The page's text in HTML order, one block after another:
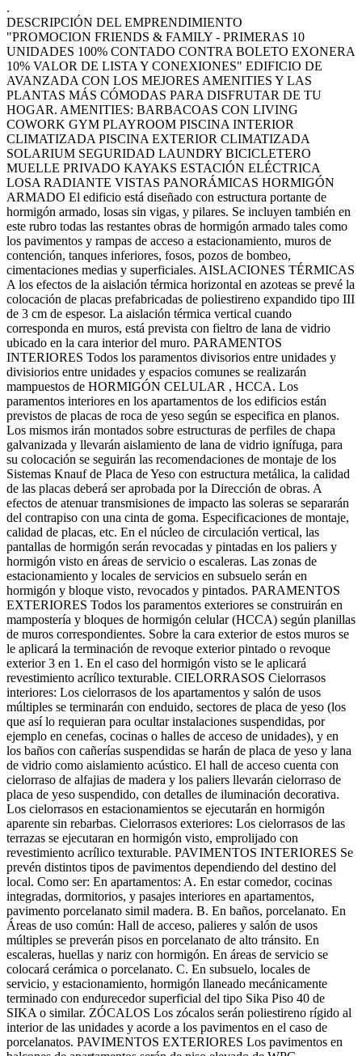
.
DESCRIPCIÓN DEL EMPRENDIMIENTO
"PROMOCION FRIENDS & FAMILY - PRIMERAS 10
UNIDADES 100% CONTADO CONTRA BOLETO EXONERA
10% VALOR DE LISTA Y CONEXIONES" EDIFICIO DE
AVANZADA CON LOS MEJORES AMENITIES Y LAS
PLANTAS MÁS CÓMODAS PARA DISFRUTAR DE TU
HOGAR. AMENITIES: BARBACOAS CON LIVING
COWORK GYM PLAYROOM PISCINA INTERIOR
CLIMATIZADA PISCINA EXTERIOR CLIMATIZADA
SOLARIUM SEGURIDAD LAUNDRY BICICLETERO
MUELLE PRIVADO KAYAKS ESTACIÓN ELÉCTRICA
LOSA RADIANTE VISTAS PANORÁMICAS HORMIGÓN
ARMADO El edificio está diseñado con estructura portante de
hormigón armado, losas sin vigas, y pilares. Se incluyen también en
este rubro todas las restantes obras de hormigón armado tales como
los pavimentos y rampas de acceso a estacionamiento, muros de
contención, tanques inferiores, fosos, pozos de bombeo,
cimentaciones medias y superficiales. AISLACIONES TÉRMICAS
A los efectos de la aislación térmica horizontal en azoteas se prevé la
colocación de placas prefabricadas de poliestireno expandido tipo III
de 3 cm de espesor. La aislación térmica vertical cuando
corresponda en muros, está prevista con fieltro de lana de vidrio
ubicado en la cara interior del muro. PARAMENTOS
INTERIORES Todos los paramentos divisorios entre unidades y
divisiorios entre unidades y espacios comunes se realizarán
mampuestos de HORMIGÓN CELULAR , HCCA. Los
paramentos interiores en los apartamentos de los edificios están
previstos de placas de roca de yeso según se especifica en planos.
Los mismos irán montados sobre estructuras de perfiles de chapa
galvanizada y llevarán aislamiento de lana de vidrio ignífuga, para
su colocación se seguirán las recomendaciones de montaje de los
Sistemas Knauf de Placa de Yeso con estructura metálica, la calidad
de las placas deberá ser aprobada por la Dirección de obras. A
efectos de atenuar transmisiones de impacto las soleras se separarán
del contrapiso con una cinta de goma. Especificaciones de montaje,
calidad de placas, etc. En el núcleo de circulación vertical, las
pantallas de hormigón serán revocadas y pintadas en los paliers y
hormigón visto en áreas de servicio o escaleras. Las zonas de
estacionamiento y locales de servicios en subsuelo serán en
hormigón y bloque visto, revocados y pintados. PARAMENTOS
EXTERIORES Todos los paramentos exteriores se construirán en
mampostería y bloques de hormigón celular (HCCA) según planillas
de muros correspondientes. Sobre la cara exterior de estos muros se
le aplicará la terminación de revoque exterior pintado o revoque
exterior 3 en 1. En el caso del hormigón visto se le aplicará
revestimiento acrílico texturable. CIELORRASOS Cielorrasos
interiores: Los cielorrasos de los apartamentos y salón de usos
múltiples se terminarán con enduido, sectores de placa de yeso (los
que así lo requieran para ocultar instalaciones suspendidas, por
ejemplo en cenefas, cocinas o halles de acceso de unidades), y en
los baños con cañerías suspendidas se harán de placa de yeso y lana
de vidrio como aislamiento acústico. El hall de acceso cuenta con
cielorraso de alfajias de madera y los paliers llevarán cielorraso de
placa de yeso suspendido, con detalles de iluminación decorativa.
Los cielorrasos en estacionamientos se ejecutarán en hormigón
aparente sin rebarbas. Cielorrasos exteriores: Los cielorrasos de las
terrazas se ejecutaran en hormigón visto, emprolijado con
revestimiento acrílico texturable. PAVIMENTOS INTERIORES Se
prevén distintos tipos de pavimentos dependiendo del destino del
local. Como ser: En apartamentos: A. En estar comedor, cocinas
integradas, dormitorios, y pasajes interiores en apartamentos,
pavimento porcelanato simil madera. B. En baños, porcelanato. En
Áreas de uso común: Hall de acceso, palieres y salón de usos
múltiples se preverán pisos en porcelanato de alto tránsito. En
escaleras, huellas y nariz con hormigón. En áreas de servicio se
colocará cerámica o porcelanato. C. En subsuelo, locales de
servicio, y estacionamiento, hormigón llaneado mecánicamente
terminado con endurecedor superficial del tipo Sika Piso 40 de
SIKA o similar. ZÓCALOS Los zócalos serán poliestireno rígido al
interior de las unidades y acorde a los pavimentos en el caso de
porcelanatos. PAVIMENTOS EXTERIORES Los pavimentos en